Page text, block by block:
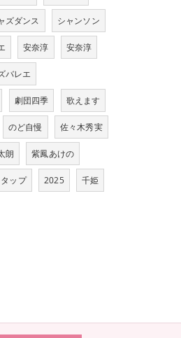
ズダンス シャンソン
安奈淳 安奈淳
バレエ
劇団四季 歌えます
のど自慢 佐々木秀実
朗 紫鳳あけの
タップ 2025 千姫